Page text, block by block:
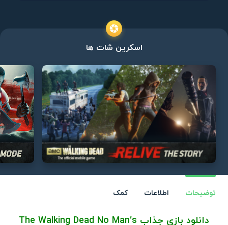
اسکرین شات ها
توضیحات اطلاعات کمک
دانلود بازی جذاب The Walking Dead No Man’s